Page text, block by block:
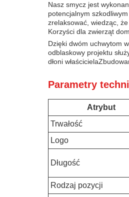
Nasz smycz jest
potencjalnym
zrelaksować, wiedząc,
Korzyści dla zwierząt
Dzięki dwóm uchwytom
odblaskowy projektu
dłoni
Parametry
Atrybut
Trwałość
Logo
Długość
Rodzaj pozycji